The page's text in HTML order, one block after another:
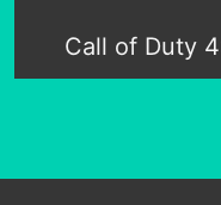
Call of Duty